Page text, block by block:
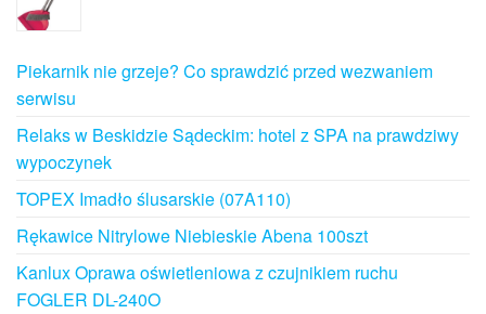
Piekarnik nie grzeje? Co sprawdzić przed wezwaniem
serwisu
Relaks w Beskidzie Sądeckim: hotel z SPA na prawdziwy
wypoczynek
TOPEX Imadło ślusarskie (07A110)
Rękawice Nitrylowe Niebieskie Abena 100szt
Kanlux Oprawa oświetleniowa z czujnikiem ruchu
FOGLER DL-240O